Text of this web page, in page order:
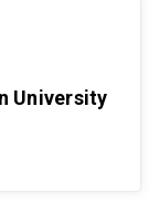
University